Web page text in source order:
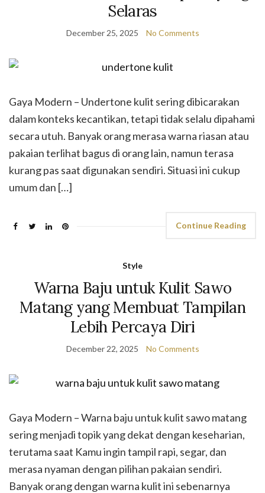
Selaras
December 25, 2025 No Comments
Gaya Modern – Undertone kulit sering dibicarakan
dalam konteks kecantikan, tetapi tidak selalu dipahami
secara utuh. Banyak orang merasa warna riasan atau
pakaian terlihat bagus di orang lain, namun terasa
kurang pas saat digunakan sendiri. Situasi ini cukup
umum dan […]
Continue Reading
Style
Warna Baju untuk Kulit Sawo
Matang yang Membuat Tampilan
Lebih Percaya Diri
December 22, 2025 No Comments
Gaya Modern – Warna baju untuk kulit sawo matang
sering menjadi topik yang dekat dengan keseharian,
terutama saat Kamu ingin tampil rapi, segar, dan
merasa nyaman dengan pilihan pakaian sendiri.
Banyak orang dengan warna kulit ini sebenarnya